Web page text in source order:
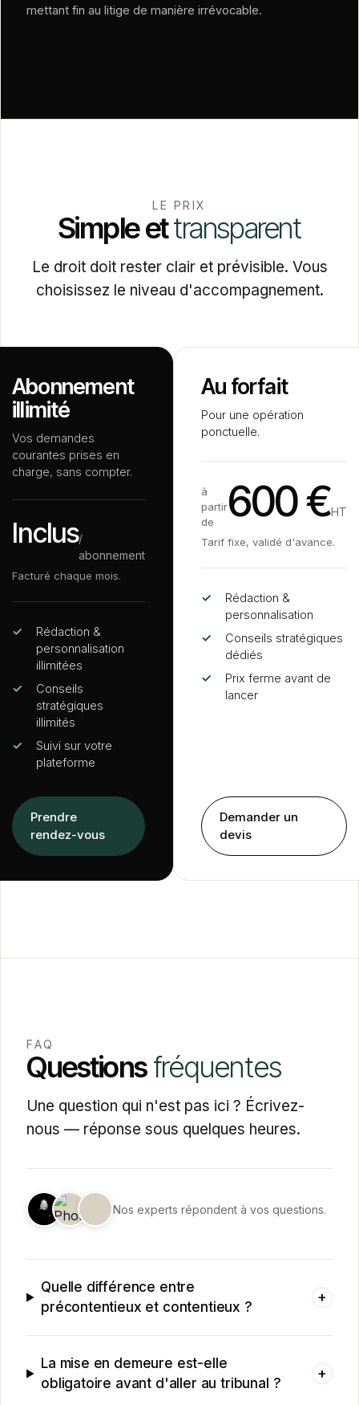
mettant fin au litige de manière irrévocable.
LE PRIX
Simpleettransparent
Le droit doit rester clair et prévisible. Vous
choisissez le niveau d'accompagnement.
Abonnement
illimité
Vos demandes
courantes prises en
charge, sans compter.
Inclus/
abonnement
Facturé chaque mois.
✓ Rédaction &
personnalisation
illimitées
✓
Conseils
stratégiques
illimités
✓
Suivi sur votre
plateforme
Prendre
rendez-vous
Au forfait
Pour une opération
ponctuelle.
à
partir
de
600 €HT
Tarif fixe, validé d'avance.
✓ Rédaction &
personnalisation
✓
Conseils stratégiques
dédiés
✓
Prix ferme avant de
lancer
Demander un
devis
FAQ
Questionsfréquentes
Une question qui n'est pas ici ? Écrivez-
nous — réponse sous quelques heures.
Nos experts répondent à vos questions.
Quelle différence entre
précontentieux et contentieux ?
+
La mise en demeure est-elle
obligatoire avant d'aller au tribunal ?
+